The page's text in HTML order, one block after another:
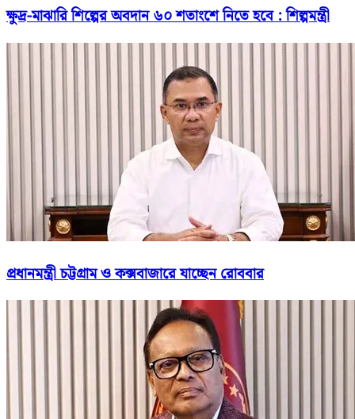
ক্ষুদ্র-মাঝারি শিল্পের অবদান ৬০ শতাংশে নিতে হবে : শিল্পমন্ত্রী
প্রধানমন্ত্রী চট্টগ্রাম ও কক্সবাজারে যাচ্ছেন রোববার